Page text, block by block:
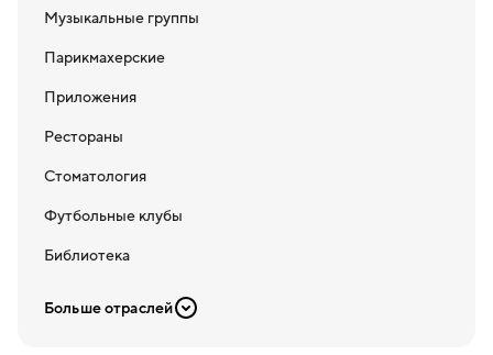
Музыкальные группы
Парикмахерские
Приложения
Рестораны
Стоматология
Футбольные клубы
Библиотека
Больше отраслей